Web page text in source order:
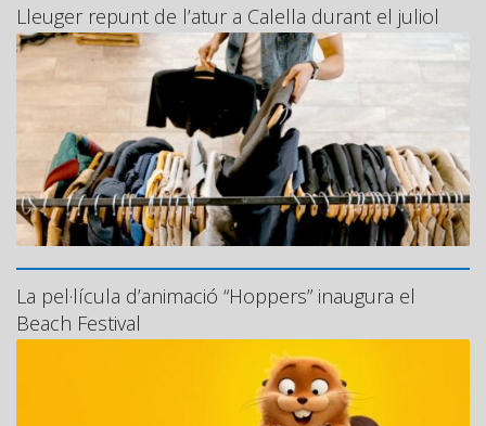
Lleuger repunt de l’atur a Calella durant el juliol
La pel·lícula d’animació “Hoppers” inaugura el
Beach Festival